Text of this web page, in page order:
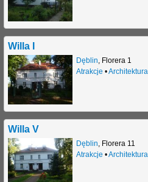
j
Willa I
Dęblin Florera 1
Atrakcje •Architektura
Willa V
Dęblin Florera 11
Atrakcje •Architektura